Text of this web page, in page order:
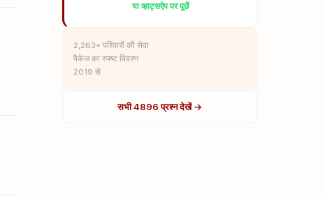
या व्हाट्सऐप पर पूछें
2,263+ परिवारों की सेवा
पैकेज का स्पष्ट विवरण
2019 से
सभी 4896 प्रश्न देखें →